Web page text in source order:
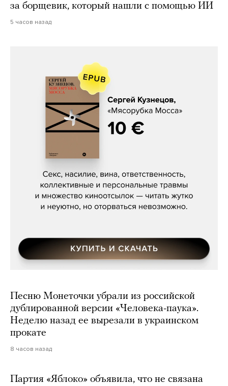
за борщевик, который нашли с помощью ИИ
5 часов назад
Сергей Кузнецов, «Мясорубка
Песню Монеточки убрали из российской
дублированной версии «Человека-паука».
Неделю назад ее вырезали в украинском
прокате
8 часов назад
Партия «Яблоко» объявила, что не связана